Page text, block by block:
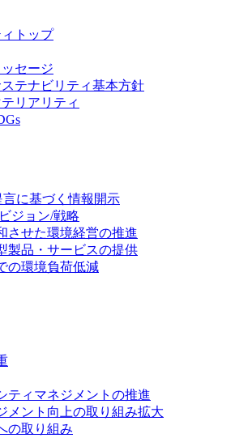
トップ
セージ
テナビリティ基本方針
リアリティ
言に基づく情報開示
ジョン/戦略
させた環境経営の推進
製品・サービスの提供
の環境負荷低減
ティマネジメントの推進
メント向上の取り組み拡大
の取り組み